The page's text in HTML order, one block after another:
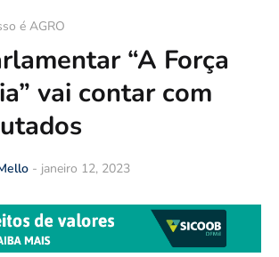
é AGRO
“A Força
vai contar com
- janeiro 12, 2023